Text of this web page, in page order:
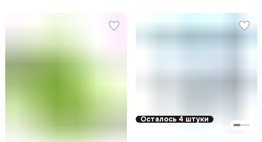
Осталось 4 штуки